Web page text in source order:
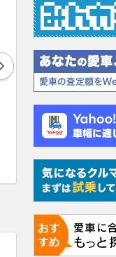
ダイハツ ムーヴキャン
バス 660 ストライプス